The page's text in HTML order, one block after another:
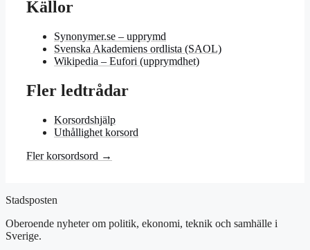
Källor
Synonymer.se – upprymd
Svenska Akademiens ordlista (SAOL)
Wikipedia – Eufori (upprymdhet)
Fler ledtrådar
Korsordshjälp
Uthållighet korsord
Fler korsordsord →
Stadsposten
Oberoende nyheter om politik, ekonomi, teknik och samhälle i
Sverige.